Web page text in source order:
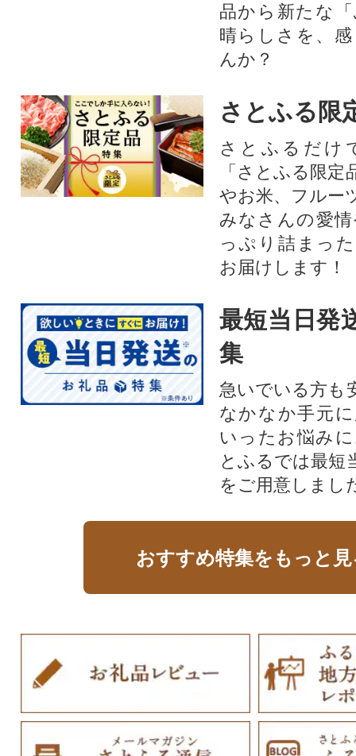
品から新たな
晴らしさを、
んか？
さとふる限
さとふるだけ
「さとふる限
やお米、フルー
みなさんの愛
っぷり詰まっ
お届けします！
最短当日発
集
急いでいる方も
なかなか手元
いったお悩み
とふるでは最短
をご用意しまし
おすすめ特集をもっと